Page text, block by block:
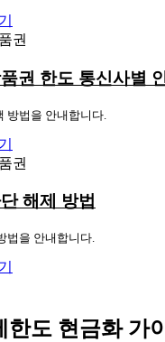
권
권 한도 통신사별
방법을 안내합니다.
권
해제 방법
법을 안내합니다.
한도 현금화 가